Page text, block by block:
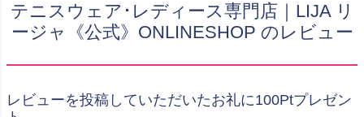
テニスウェア･レディース専門店｜LIJA リ
ージャ《公式》ONLINESHOP のレビュー
レビューを投稿していただいたお礼に100Ptプレゼン